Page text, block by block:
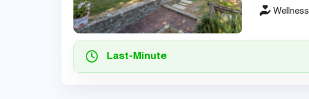
Wellness
Last-Minute